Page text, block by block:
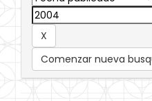
Comenzar nueva